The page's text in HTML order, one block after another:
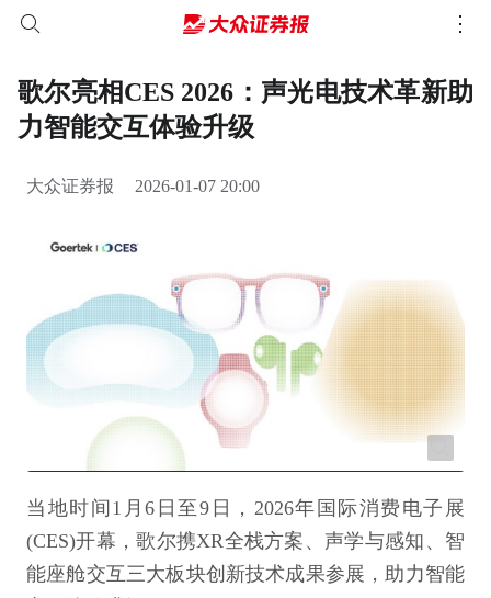
歌尔亮相CES 2026：声光电技术革新助
力智能交互体验升级
大众证券报 2026-01-07 20:00
当地时间1月6日至9日，2026年国际消费电子展
(CES)开幕，歌尔携XR全栈方案、声学与感知、智
能座舱交互三大板块创新技术成果参展，助力智能